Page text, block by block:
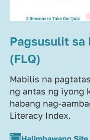
Pagsusulit
(FLQ)
Mabilis na
ng antas ng iyong
habang nag-
Literacy Index.